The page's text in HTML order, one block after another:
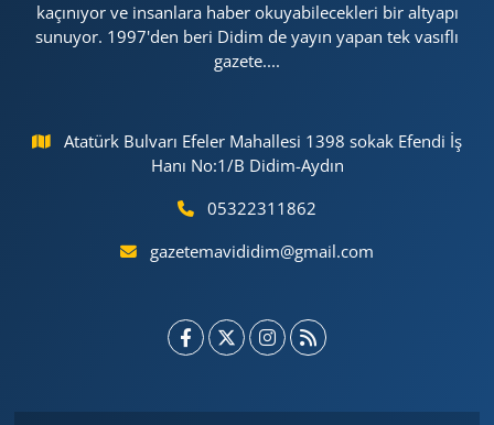
kaçınıyor ve insanlara haber okuyabilecekleri bir altyapı
sunuyor. 1997'den beri Didim de yayın yapan tek vasıflı
gazete....
Atatürk Bulvarı Efeler Mahallesi 1398 sokak Efendi İş
Hanı No:1/B Didim-Aydın
05322311862
gazetemavididim@gmail.com